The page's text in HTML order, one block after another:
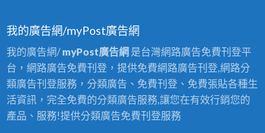
我的廣告網/myPost廣告網
我的廣告網/myPost廣告網是台灣網路廣告免費刊登平
台，網路廣告免費刊登，提供免費網路廣告刊登,網路分
類廣告刊登服務，分類廣告、免費刊登、免費張貼各種生
活資訊，完全免費的分類廣告服務,讓您在有效行銷您的
產品、服務!提供分類廣告免費刊登服務